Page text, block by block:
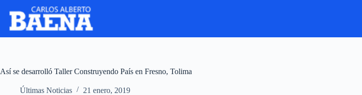
Así se desarrolló Taller Construyendo País en Fresno, Tolima
Últimas Noticias 21 enero, 2019